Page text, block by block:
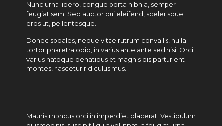
Nunc urna libero, congue porta nibh a, semper
feugiat sem. Sed auctor dui eleifend, scelerisque
eros ut, pellentesque.
Donec sodales, neque vitae rutrum convallis, nulla
tortor pharetra odio, in varius ante ante sed nisi. Orci
varius natoque penatibus et magnis dis parturient
montes, nascetur ridiculus mus.
Mauris rhoncus orci in imperdiet placerat. Vestibulum